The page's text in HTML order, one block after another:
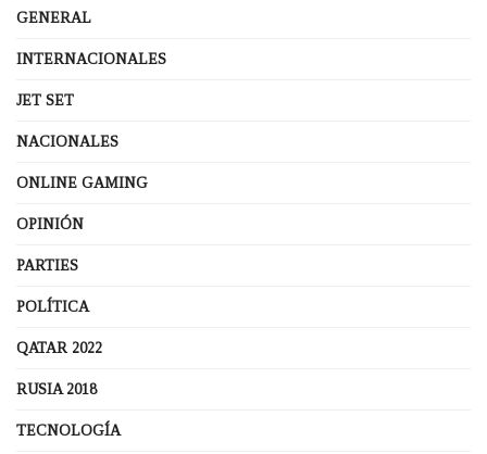
GENERAL
INTERNACIONALES
JET SET
NACIONALES
ONLINE GAMING
OPINIÓN
PARTIES
POLÍTICA
QATAR 2022
RUSIA 2018
TECNOLOGÍA